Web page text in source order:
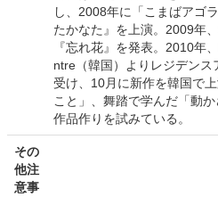
し、2008年に「こまばアゴ
たかなた』を上演。2009年
『忘れ花』を発表。2010年
ntre（韓国）よりレジデン
受け、10月に新作を韓国で
こと」、舞踏で学んだ「動
作品作りを試みている。
その
他注
意事